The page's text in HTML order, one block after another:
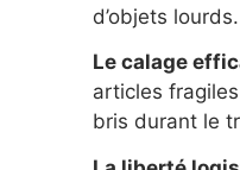
d’objets lourds.
Le calage
articles
bris durant le